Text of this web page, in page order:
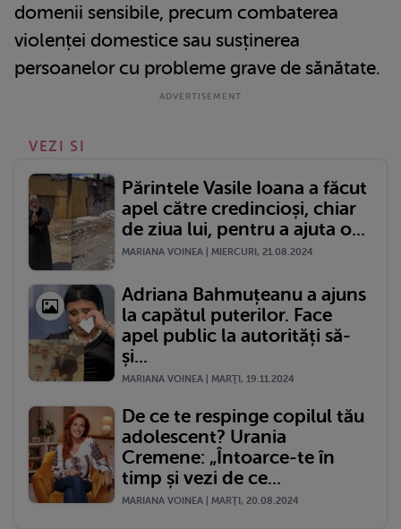
domenii sensibile, precum combaterea
violenței domestice sau susținerea
persoanelor cu probleme grave de sănătate.
VEZI SI
Părintele Vasile Ioana a făcut
apel către credincioși, chiar
de ziua lui, pentru a ajuta o...
MARIANA VOINEA | MIERCURI, 21.08.2024
Adriana Bahmuțeanu a ajuns
la capătul puterilor. Face
apel public la autorități să-
și...
MARIANA VOINEA | MARŢI, 19.11.2024
De ce te respinge copilul tău
adolescent? Urania
Cremene: „Întoarce-te în
timp și vezi de ce...
MARIANA VOINEA | MARŢI, 20.08.2024